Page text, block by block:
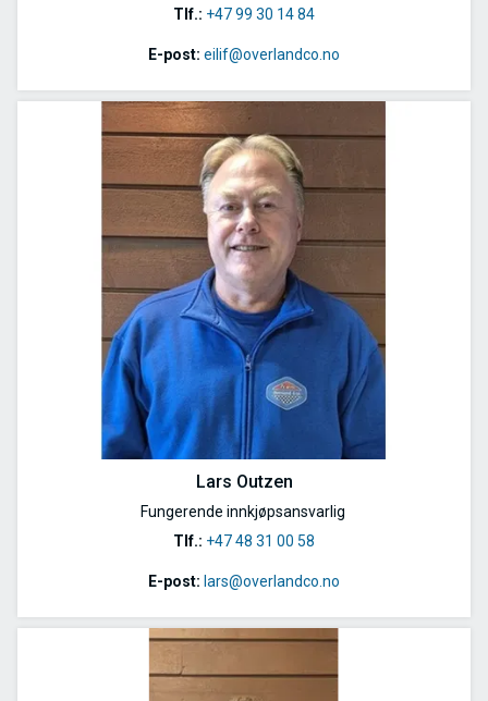
Tlf.: +47 99 30 14 84
E-post: eilif@overlandco.no
Lars Outzen
Fungerende innkjøpsansvarlig
Tlf.: +47 48 31 00 58
E-post: lars@overlandco.no